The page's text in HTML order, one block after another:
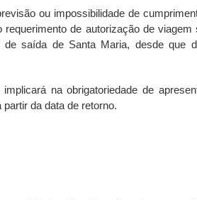
ou impossibilidade de
requerimento de autorização de
saída de Santa Maria, desde que
na obrigatoriedade de
da data de retorno.